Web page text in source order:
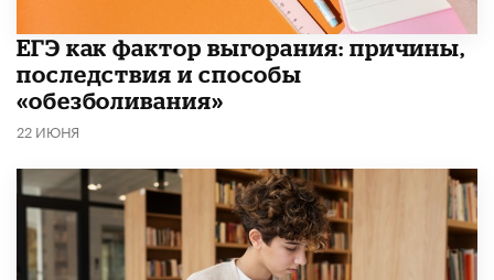
​ЕГЭ как фактор выгорания: причины,
последствия и способы
«обезболивания»
22 ИЮНЯ